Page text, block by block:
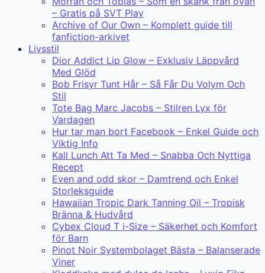
– Gratis på SVT Play
Archive of Our Own – Komplett guide till
fanfiction-arkivet
Livsstil
Dior Addict Lip Glow – Exklusiv Läppvård
Med Glöd
Bob Frisyr Tunt Hår – Så Får Du Volym Och
Stil
Tote Bag Marc Jacobs – Stilren Lyx för
Vardagen
Hur tar man bort Facebook – Enkel Guide och
Viktig Info
Kall Lunch Att Ta Med – Snabba Och Nyttiga
Recept
Even and odd skor – Damtrend och Enkel
Storleksguide
Hawaiian Tropic Dark Tanning Oil – Tropisk
Bränna & Hudvård
Cybex Cloud T i-Size – Säkerhet och Komfort
för Barn
Pinot Noir Systembolaget Bästa – Balanserade
Viner